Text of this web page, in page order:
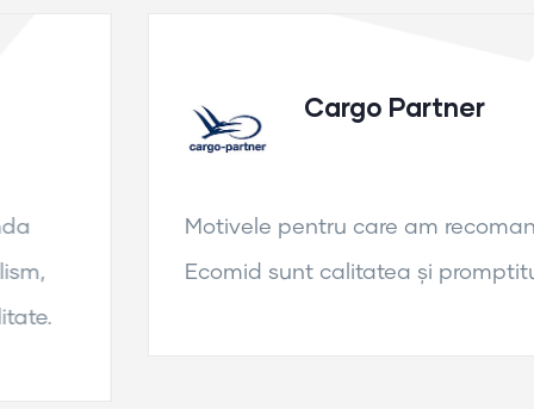
Cargo Partner
Motivele pentru care am recomanda
Ecomid sunt calitatea și promptitudine.